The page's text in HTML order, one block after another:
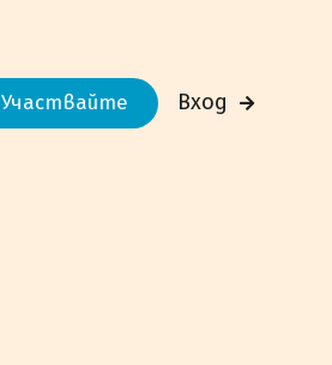
Участвайте Вход